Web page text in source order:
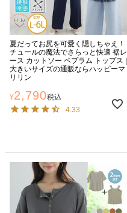
夏だってお尻を可愛く隠しちゃえ！
チュールの魔法でさらっと快適 裾レ
ース カットソー ペプラム トップス |
大きいサイズの通販ならハッピーマ
リリン
¥2,790税込
4.33